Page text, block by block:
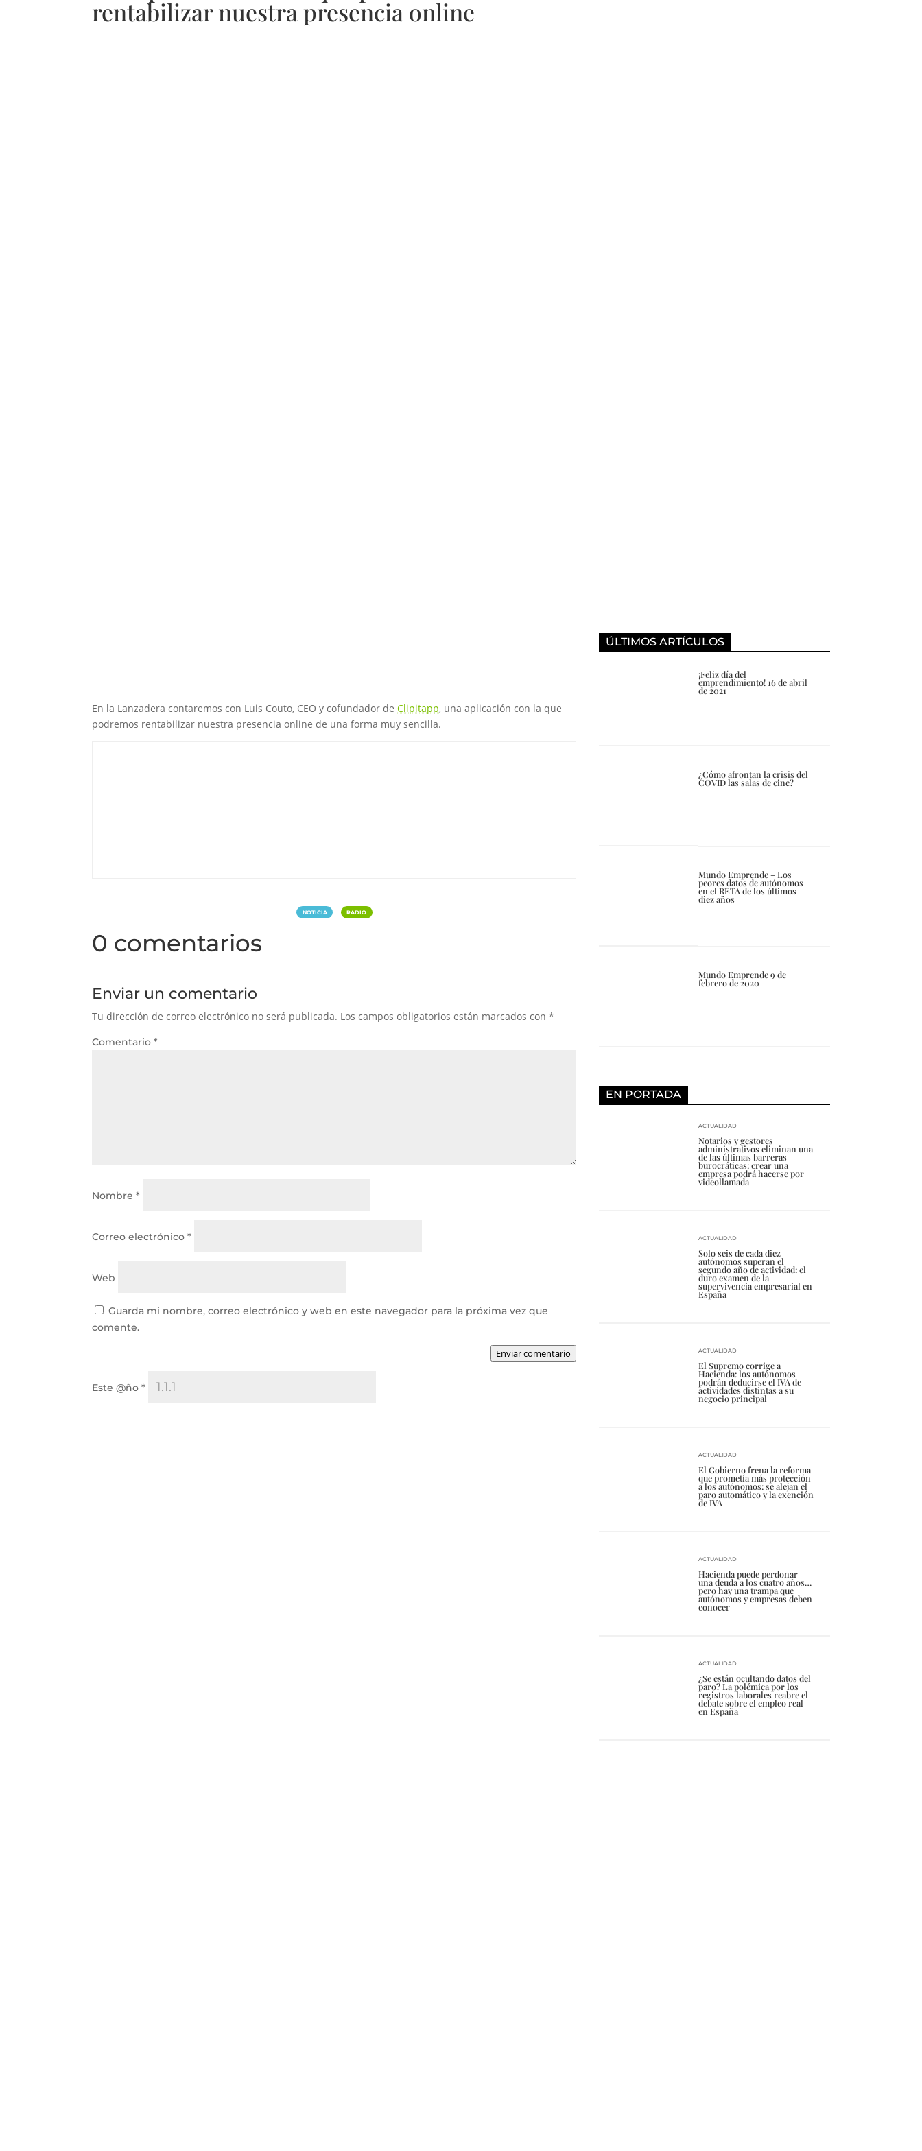
rentabilizar nuestra presencia online
En la Lanzadera contaremos con Luis Couto, CEO y cofundador deClipitapp, una aplicación con la que
podremos rentabilizar nuestra presencia online de una forma muy sencilla.
NOTICIA | RADIO
0 comentarios
Enviar un comentario
Tu dirección de correo electrónico no será publicada. Los campos obligatorios están marcados con*
Comentario*
Nombre*
Correo electrónico*
Web
Guarda mi nombre, correo electrónico y web en este navegador para la próxima vez que
comente.
Enviar comentario
Este @ño*
ÚLTIMOS ARTÍCULOS
¡Feliz día del
emprendimiento! 16 de abril
de 2021
¿Cómo afrontan la crisis del
COVID las salas de cine?
Mundo Emprende – Los
peores datos de autónomos
en el RETA de los últimos
diez años
Mundo Emprende 9 de
febrero de 2020
EN PORTADA
Notarios y gestores
administrativos eliminan una
de las últimas barreras
burocráticas: crear una
empresa podrá hacerse por
videollamada
ACTUALIDAD
Solo seis de cada diez
autónomos superan el
segundo año de actividad: el
duro examen de la
supervivencia empresarial en
España
ACTUALIDAD
El Supremo corrige a
Hacienda: los autónomos
podrán deducirse el IVA de
actividades distintas a su
negocio principal
ACTUALIDAD
El Gobierno frena la reforma
que prometía más protección
a los autónomos: se alejan el
paro automático y la exención
de IVA
ACTUALIDAD
Hacienda puede perdonar
una deuda a los cuatro años…
pero hay una trampa que
autónomos y empresas deben
conocer
ACTUALIDAD
¿Se están ocultando datos del
paro? La polémica por los
registros laborales reabre el
debate sobre el empleo real
en España
ACTUALIDAD